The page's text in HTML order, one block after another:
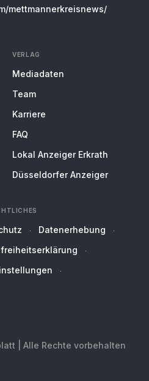
mettmannerkreisnews/
VERLAG
Mediadaten
Team
Karriere
FAQ
Lokal Anzeiger Erkrath
Düsseldorfer Anzeiger
Datenerhebung
| Alle Rechte vorbehalten